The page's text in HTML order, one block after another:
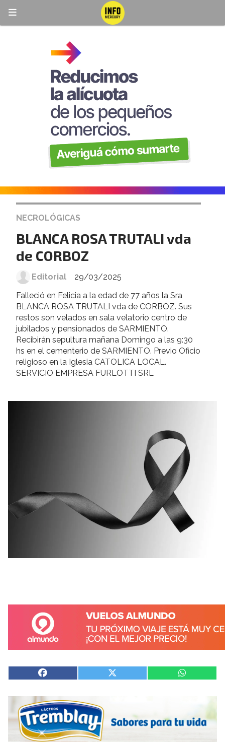
BLANCA ROSA TRUTALI vda
de CORBOZ
Falleció en Felicia a la edad de 77 años la Sra
BLANCA ROSA TRUTALI vda de CORBOZ. Sus
restos son velados en sala velatorio centro de
jubilados y pensionados de SARMIENTO.
Recibirán sepultura mañana Domingo a las 9:30
hs en el cementerio de SARMIENTO. Previo Oficio
religioso en la Iglesia CATOLICA LOCAL.
SERVICIO EMPRESA FURLOTTI SRL
NECROLÓGICAS
29/03/2025
Editorial